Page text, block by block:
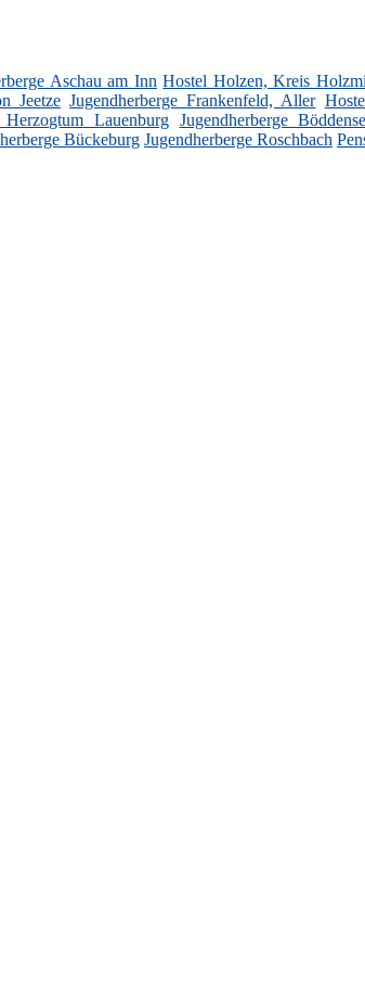
Aschau am Inn Hostel Holzen, Kreis
Jeetze Jugendherberge Frankenfeld, Aller
Lauenburg Jugendherberge
Bückeburg Jugendherberge Roschbach